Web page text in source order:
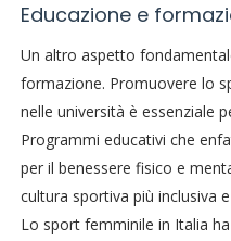
Educazione e
Un altro aspetto
formazione. Promuovere lo
nelle università è essenziale
Programmi educativi che
per il benessere fisico e
cultura sportiva più inclusiva
Lo sport femminile in Italia